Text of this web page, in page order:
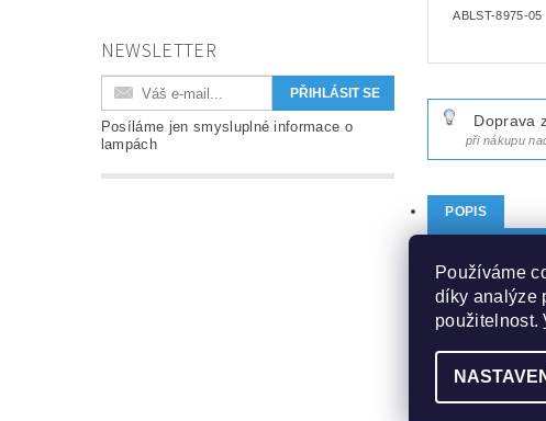
NEWSLETTER
Posíláme jen smysluplné informace o
lampách
ABLST-8975-05
Doprava
při nákupu
POPIS
DISKUZE
Originální
Používáme
díky analýze
použitelnost.